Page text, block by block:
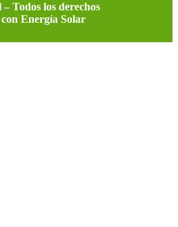
Todos los derechos
Energía Solar